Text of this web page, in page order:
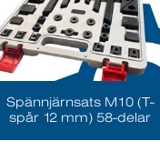
Spännjärnsats M10 (T-
spår 12 mm) 58-delar